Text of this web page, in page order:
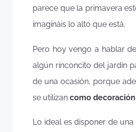
parece que la primavera
imagináis lo alto que está.
Pero hoy vengo a hablar de
algún rinconcito del jardín
de una ocasión, porque
se utilizan como decoración
Lo ideal es disponer de